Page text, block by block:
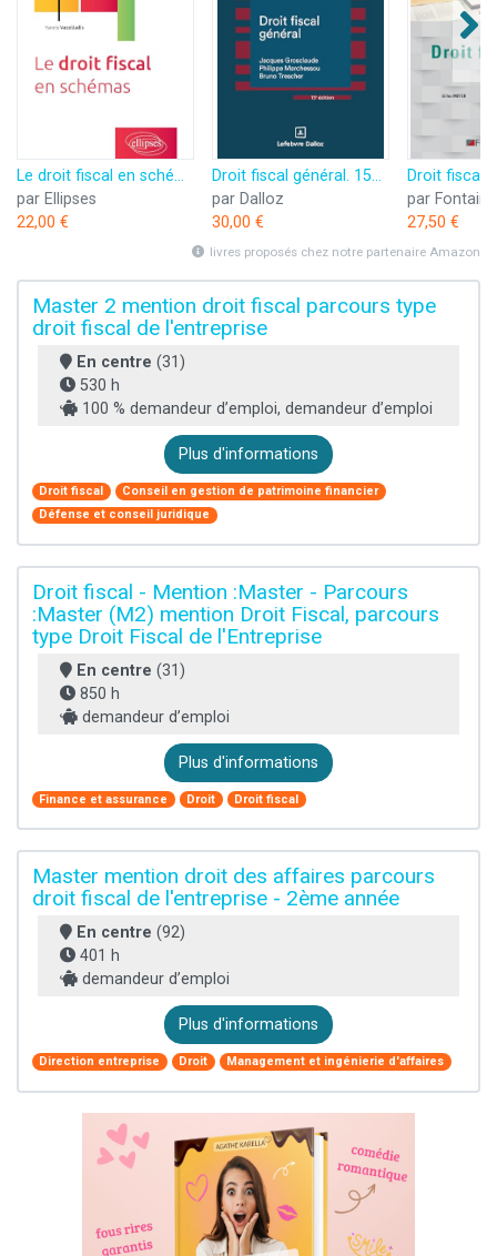
Le droit fiscal en schémas
par Ellipses
22,00 €
Droit fiscal général. 15e éd.
par Dalloz
30,00 €
Droit fiscal
par
27,50 €
livres proposés chez notre partenaire Amazon
Master 2 mention droit fiscal parcours type
droit fiscal de l'entreprise
En centre (31)
530 h
100 % demandeur d’emploi, demandeur d’emploi
Plus d'informations
Droit fiscal
Conseil en gestion de patrimoine financier
Défense et conseil juridique
Droit fiscal - Mention :Master - Parcours
:Master (M2) mention Droit Fiscal, parcours
type Droit Fiscal de l'Entreprise
En centre (31)
850 h
demandeur d’emploi
Plus d'informations
Finance et assurance Droit Droit fiscal
Master mention droit des affaires parcours
droit fiscal de l'entreprise - 2ème année
En centre (92)
401 h
demandeur d’emploi
Plus d'informations
Direction entreprise Droit Management et ingénierie d'affaires